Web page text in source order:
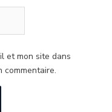
et mon site dans
commentaire.